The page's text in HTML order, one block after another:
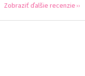
Zobraziť ďalšie recenzie